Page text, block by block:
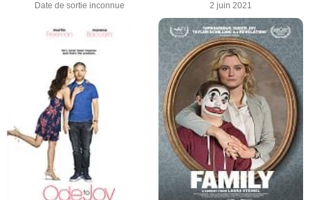
Date de sortie inconnue 2 juin 2021